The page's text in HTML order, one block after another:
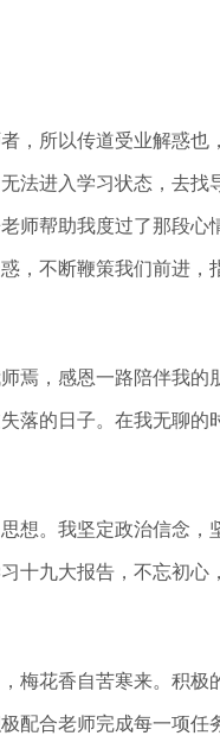
，所以传道受业解惑也
法进入学习状态，去
师帮助我度过了那段
，不断鞭策我们前进，
焉，感恩一路陪伴我的
落的日子。在我无聊
想。我坚定政治信念，
十九大报告，不忘初
梅花香自苦寒来。积极
配合老师完成每一项